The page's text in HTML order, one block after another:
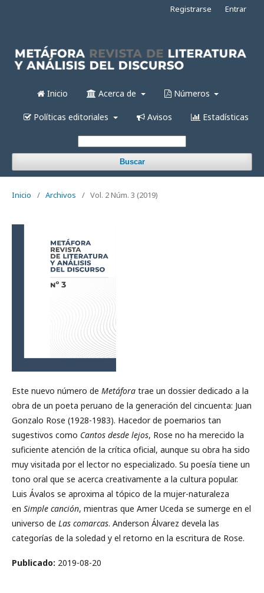
Inicio Acerca de Números
Políticas editoriales Avisos Estadísticas
Buscar
Registrarse Entrar
Inicio / Archivos / Vol. 2 Núm. 3 (2019)
Este nuevo número de Metáfora trae un dossier dedicado a la
obra de un poeta peruano de la generación del cincuenta: Juan
Gonzalo Rose (1928-1983). Hacedor de poemarios tan
sugestivos como Cantos desde lejos, Rose no ha merecido la
suficiente atención de la crítica oficial, aunque su obra ha sido
muy visitada por el lector no especializado. Su poesía tiene un
tono oral que se acerca creativamente a la cultura popular.
Luis Ávalos se aproxima al tópico de la mujer-naturaleza
en Simple canción, mientras que Amer Uceda se sumerge en el
universo de Las comarcas. Anderson Álvarez devela las
categorías de la soledad y el retorno en la escritura de Rose.
Publicado: 2019-08-20